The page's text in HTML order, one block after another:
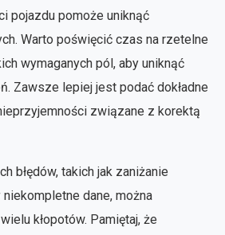
pojazdu pomoże uniknąć
Warto poświęcić czas na rzetelne
wymaganych pól, aby uniknąć
Zawsze lepiej jest podać dokładne
związane z korektą
błędów, takich jak zaniżanie
dane, można
kłopotów. Pamiętaj, że